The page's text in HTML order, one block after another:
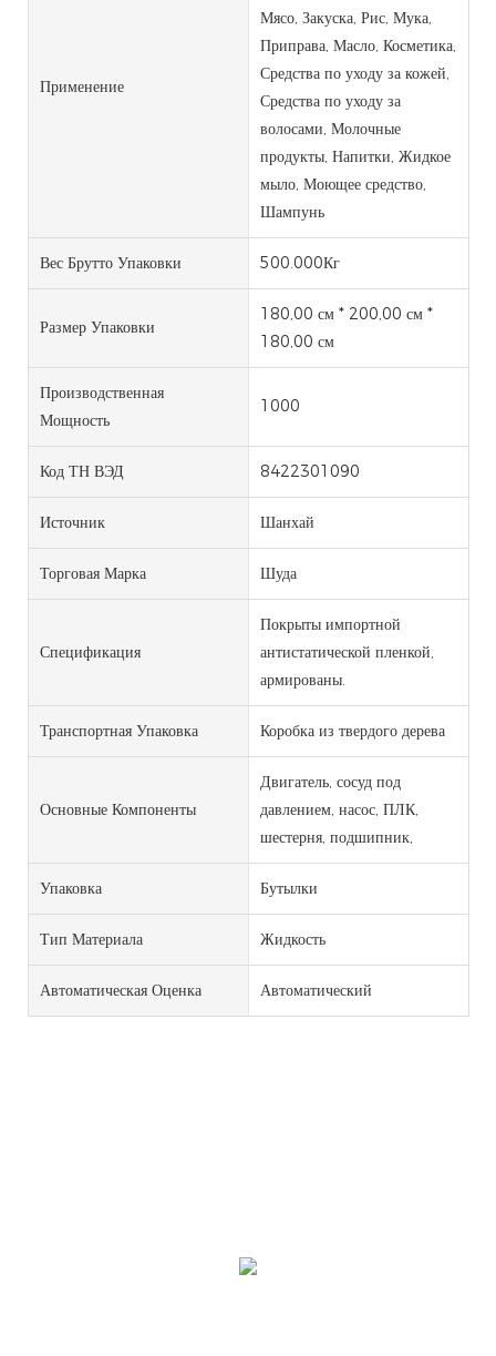
Применение
Мясо, Закуска, Рис, Мука, ​​
Приправа, Масло, Косметика,
Средства по уходу за кожей,
Средства по уходу за
волосами, Молочные
продукты, Напитки, Жидкое
мыло, Моющее средство,
Шампунь
Вес Брутто Упаковки 500.000Кг
Размер Упаковки
180,00 см * 200,00 см *
180,00 см
Производственная
Мощность
1000
Код ТН ВЭД 8422301090
Источник Шанхай
Торговая Марка Шуда
Спецификация
Покрыты импортной
антистатической пленкой,
армированы.
Транспортная Упаковка Коробка из твердого дерева
Основные Компоненты
Двигатель, сосуд под
давлением, насос, ПЛК,
шестерня, подшипник,
Упаковка Бутылки
Тип Материала Жидкость
Автоматическая Оценка Автоматический